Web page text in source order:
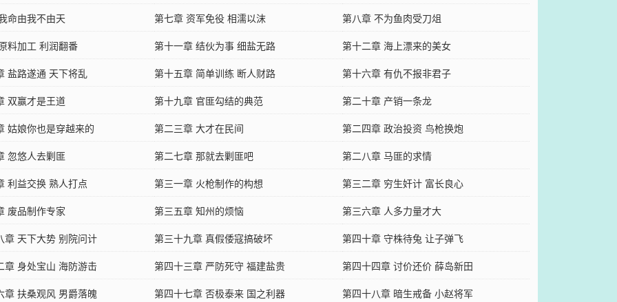
命由我不由天 第七章 资军免役 相濡以沫
第八章 不为鱼肉受刀俎
料加工 利润翻番
第十一章 结伙为事 细盐无路
第十二章 海上漂来的美女
盐路遂通 天下将乱
第十五章 简单训练 断人财路
第十六章 有仇不报非君子
双赢才是王道
第十九章 官匪勾结的典范
第二十章 产销一条龙
姑娘你也是穿越来的
第二三章 大才在民间
第二四章 政治投资 鸟枪换炮
忽悠人去剿匪
第二七章 那就去剿匪吧
第二八章 马匪的求情
利益交换 熟人打点
第三一章 火枪制作的构想
第三二章 穷生奸计 富长良心
废品制作专家
第三五章 知州的烦恼
第三六章 人多力量才大
章 天下大势 别院问计
第三十九章 真假倭寇搞破坏
第四十章 守株待兔 让子弹飞
章 身处宝山 海防游击
第四十三章 严防死守 福建盐贵
第四十四章 讨价还价 薛岛新田
章 扶桑观风 男爵落魄
第四十七章 否极泰来 国之利器
第四十八章 暗生戒备 小赵将军